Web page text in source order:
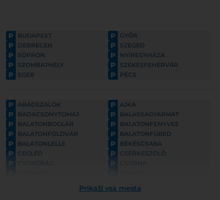
P BUDAPEST P GYŐR
P DEBRECEN P SZEGED
P SOPRON P NYÍREGYHÁZA
P SZOMBATHELY P SZÉKESFEHÉRVÁR
P EGER P PÉCS
P ABÁDSZALÓK P AJKA
P BADACSONYTOMAJ P BALASSAGYARMAT
P BALATONBOGLÁR P BALATONFENYVES
P BALATONFÖLDVÁR P BALATONFÜRED
P BALATONLELLE P BÉKÉSCSABA
P CEGLÉD P CSERKESZŐLŐ
P P
P GYÖNGYÖS
Prikaži vsa mesta